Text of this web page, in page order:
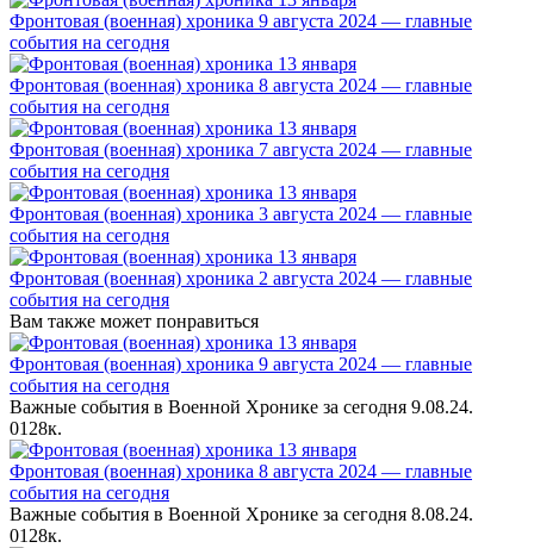
Фронтовая (военная) хроника 9 августа 2024 — главные
события на сегодня
Фронтовая (военная) хроника 8 августа 2024 — главные
события на сегодня
Фронтовая (военная) хроника 7 августа 2024 — главные
события на сегодня
Фронтовая (военная) хроника 3 августа 2024 — главные
события на сегодня
Фронтовая (военная) хроника 2 августа 2024 — главные
события на сегодня
Вам также может понравиться
Фронтовая (военная) хроника 9 августа 2024 — главные
события на сегодня
Важные события в Военной Хронике за сегодня 9.08.24.
0128к.
Фронтовая (военная) хроника 8 августа 2024 — главные
события на сегодня
Важные события в Военной Хронике за сегодня 8.08.24.
0128к.